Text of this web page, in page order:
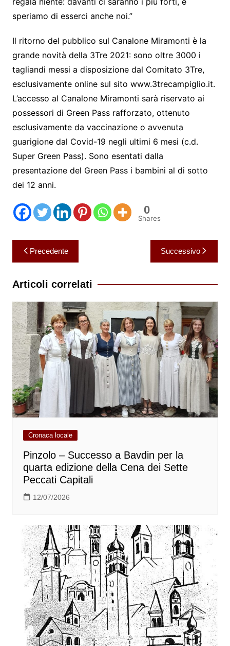
speriamo di esserci anche noi.”
Il ritorno del pubblico sul Canalone Miramonti è la
grande novità della 3Tre 2021: sono oltre 3000 i
tagliandi messi a disposizione dal Comitato 3Tre,
esclusivamente online sul sito www.3trecampiglio.it.
L’accesso al Canalone Miramonti sarà riservato ai
possessori di Green Pass rafforzato, ottenuto
esclusivamente da vaccinazione o avvenuta
guarigione dal Covid-19 negli ultimi 6 mesi (c.d.
Super Green Pass). Sono esentati dalla
presentazione del Green Pass i bambini al di sotto
dei 12 anni.
0
Shares
Navigazione
articoli
Precedente Successivo
Articoli correlati
Cronaca locale
Pinzolo – Successo a Bavdin per la
quarta edizione della Cena dei Sette
Peccati Capitali
12/07/2026